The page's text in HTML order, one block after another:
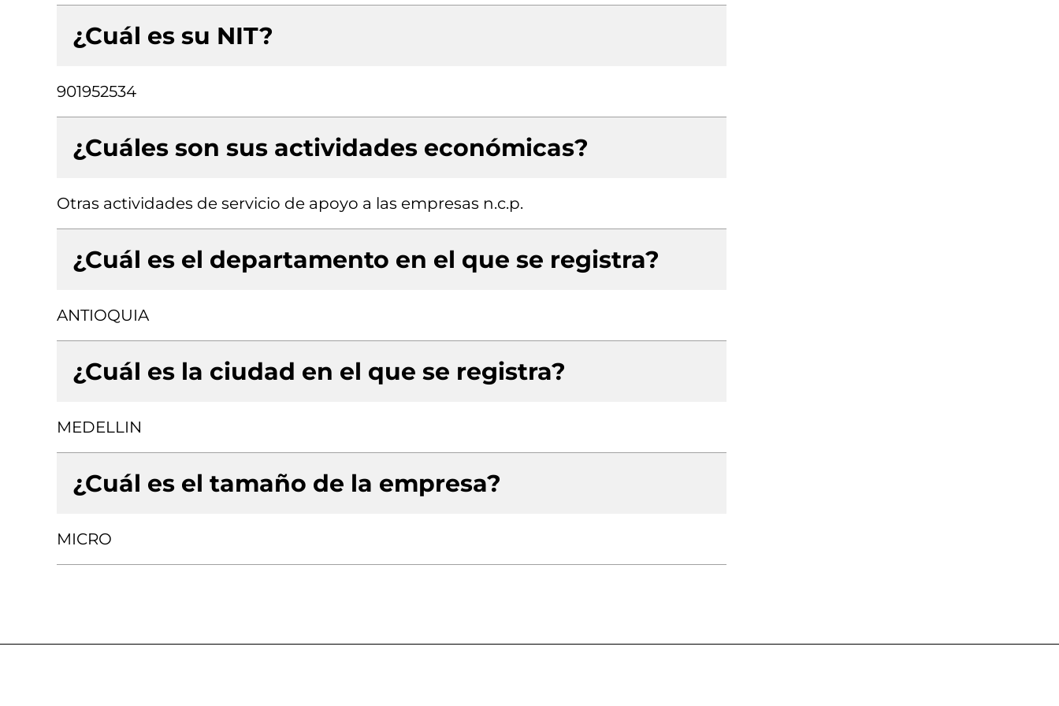
¿Cuál es su NIT?
901952534
¿Cuáles son sus actividades económicas?
Otras actividades de servicio de apoyo a las empresas n.c.p.
¿Cuál es el departamento en el que se registra?
ANTIOQUIA
¿Cuál es la ciudad en el que se registra?
MEDELLIN
¿Cuál es el tamaño de la empresa?
MICRO